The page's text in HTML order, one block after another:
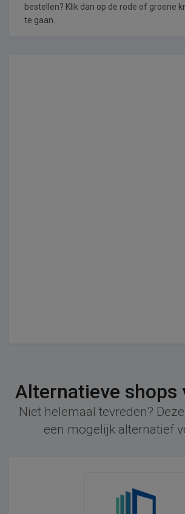
bestellen? Klik dan op de rode of groene
te gaan.
Alternatieve shops
Niet helemaal tevreden?
een mogelijk alternatief